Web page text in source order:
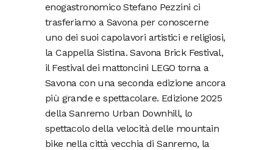
enogastronomico Stefano Pezzini ci
trasferiamo a Savona per conoscerne
uno dei suoi capolavori artistici e religiosi,
la Cappella Sistina. Savona Brick Festival,
il Festival dei mattoncini LEGO torna a
Savona con una seconda edizione ancora
più grande e spettacolare. Edizione 2025
della Sanremo Urban Downhill, lo
spettacolo della velocità delle mountain
bike nella città vecchia di Sanremo, la